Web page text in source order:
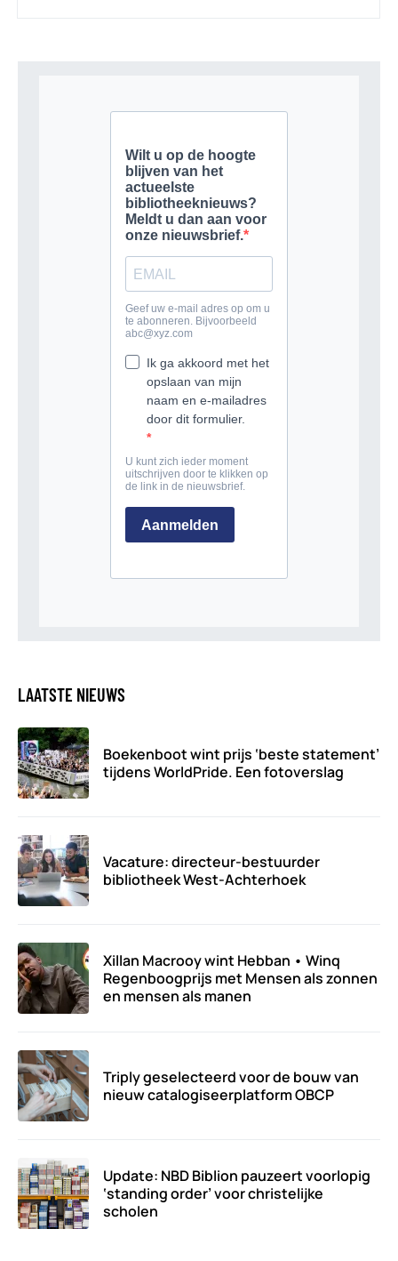
LAATSTE NIEUWS
Boekenboot wint prijs ‘beste statement’
tijdens WorldPride. Een fotoverslag
Vacature: directeur-bestuurder
bibliotheek West-Achterhoek
Xillan Macrooy wint Hebban • Winq
Regenboogprijs met Mensen als zonnen
en mensen als manen
Triply geselecteerd voor de bouw van
nieuw catalogiseerplatform OBCP
Update: NBD Biblion pauzeert voorlopig
‘standing order’ voor christelijke
scholen